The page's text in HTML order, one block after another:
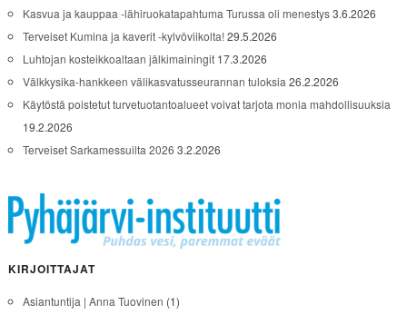
Kasvua ja kauppaa -lähiruokatapahtuma Turussa oli menestys3.6.2026
Terveiset Kumina ja kaverit -kylvöviikolta!29.5.2026
Luhtojan kosteikkoaltaan jälkimainingit 17.3.2026
Välkkysika-hankkeen välikasvatusseurannan tuloksia 26.2.2026
Käytöstä poistetut turvetuotantoalueet voivat tarjota monia mahdollisuuksia
19.2.2026
Terveiset Sarkamessuilta 2026 3.2.2026
KIRJOITTAJAT
Asiantuntija | Anna Tuovinen (1)